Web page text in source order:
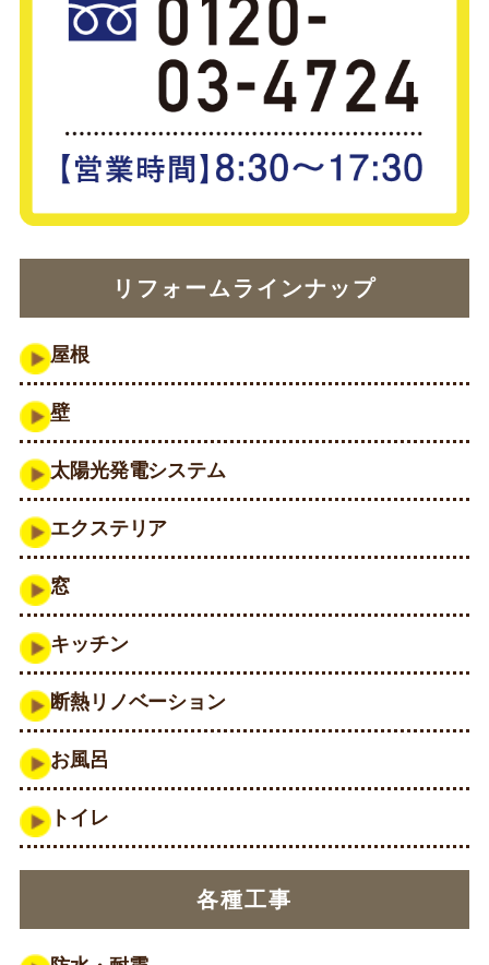
リフォームラインナップ
屋根
壁
太陽光発電システム
エクステリア
窓
キッチン
断熱リノベーション
お風呂
トイレ
各種工事